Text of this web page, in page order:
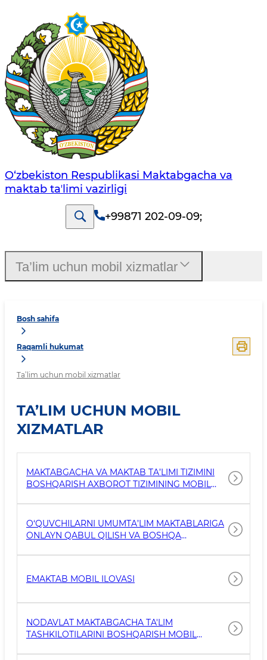
O‘zbekiston Respublikasi Maktabgacha va
maktab taʼlimi vazirligi
+99871 202-09-09;
Bosh sahifa
Raqamli hukumat
Ta’lim uchun mobil xizmatlar
TA’LIM UCHUN MOBIL
XIZMATLAR
MAKTABGACHA VA MAKTAB TA’LIMI TIZIMINI
BOSHQARISH AXBOROT TIZIMINING MOBIL
O‘QUVCHILARNI UMUMTA’LIM MAKTABLARIGA
ONLAYN QABUL QILISH VA BOSHQA
EMAKTAB MOBIL ILOVASI
NODAVLAT MAKTABGACHA TA'LIM
TASHKILOTILARINI BOSHQARISH MOBIL
Ta’lim uchun mobil xizmatlar